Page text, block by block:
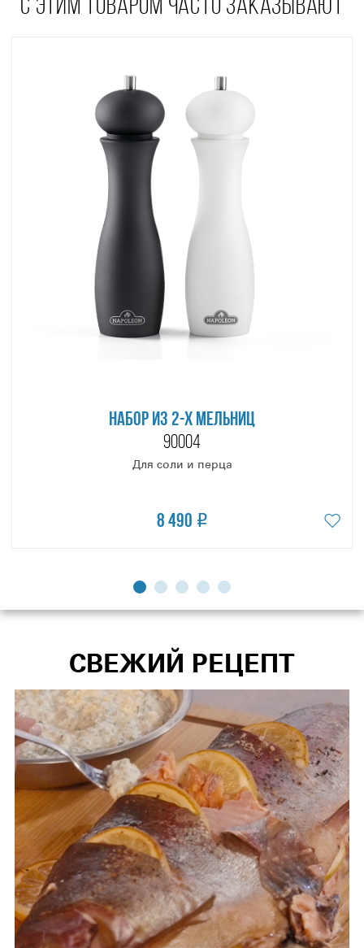
С ЭТИМ ТОВАРОМ ЧАСТО ЗАКАЗЫВАЮТ
НАБОР ИЗ 2-Х МЕЛЬНИЦ
90004
Для соли и перца
8 490
СВЕЖИЙ РЕЦЕПТ